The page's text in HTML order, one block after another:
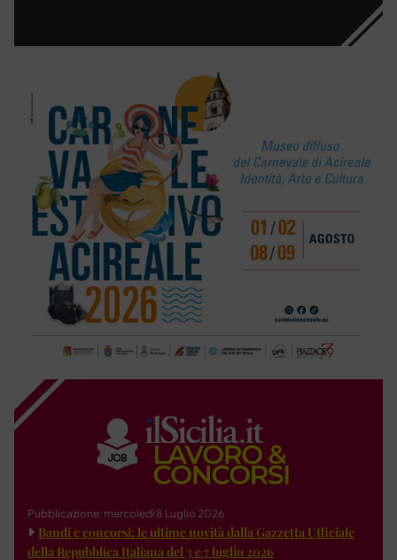
Pubblicazione: mercoledì 8 Luglio 2026
Bandi e concorsi: le ultime novità dalla Gazzetta Ufficiale
della Repubblica Italiana del 3 e 7 luglio 2026